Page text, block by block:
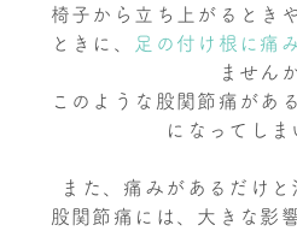
椅子から立ち上がるとき
ときに、 足の付け根に痛
ません
このような股関節痛があ
になってしま
また、痛みがあるだけと
股関節痛には、大きな影